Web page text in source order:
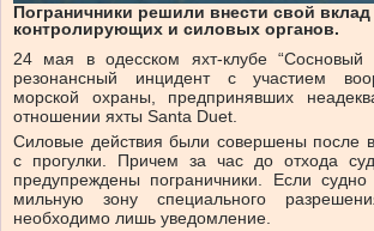
Пограничники решили внести свой
контролирующих и силовых органов.
24 мая в одесском яхт-клубе “Сосновый
резонансный инцидент с участием
морской охраны, предпринявших
отношении яхты Santa Duet.
Силовые действия были совершены после
с прогулки. Причем за час до отхода
предупреждены пограничники. Если
мильную зону специального
необходимо лишь уведомление.